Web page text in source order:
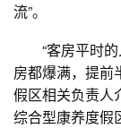
流”。
“客房平时的
房都爆满，提前
假区相关负责人
综合型康养度假